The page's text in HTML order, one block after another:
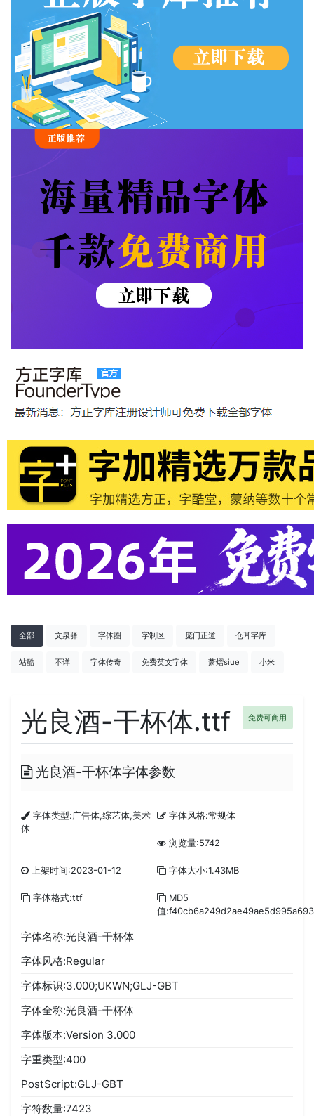
全部 文泉驿 字体圈 字制区 庞门正道 仓耳字库
站酷 不详 字体传奇 免费英文字体 萧熠siue 小米
光良酒-干杯体.ttf 免费可商用
光良酒-干杯体字体参数
字体类型:广告体,综艺体,美术
体
字体风格:常规体
浏览量:5742
上架时间:2023-01-12 字体大小:1.43MB
字体格式:ttf
MD5
值
字体名称:光良酒-干杯体
字体风格:Regular
字体标识:3.000;UKWN;GLJ-GBT
字体全称:光良酒-干杯体
字体版本:Version 3.000
字重类型:400
PostScript:GLJ-GBT
字符数量:7423